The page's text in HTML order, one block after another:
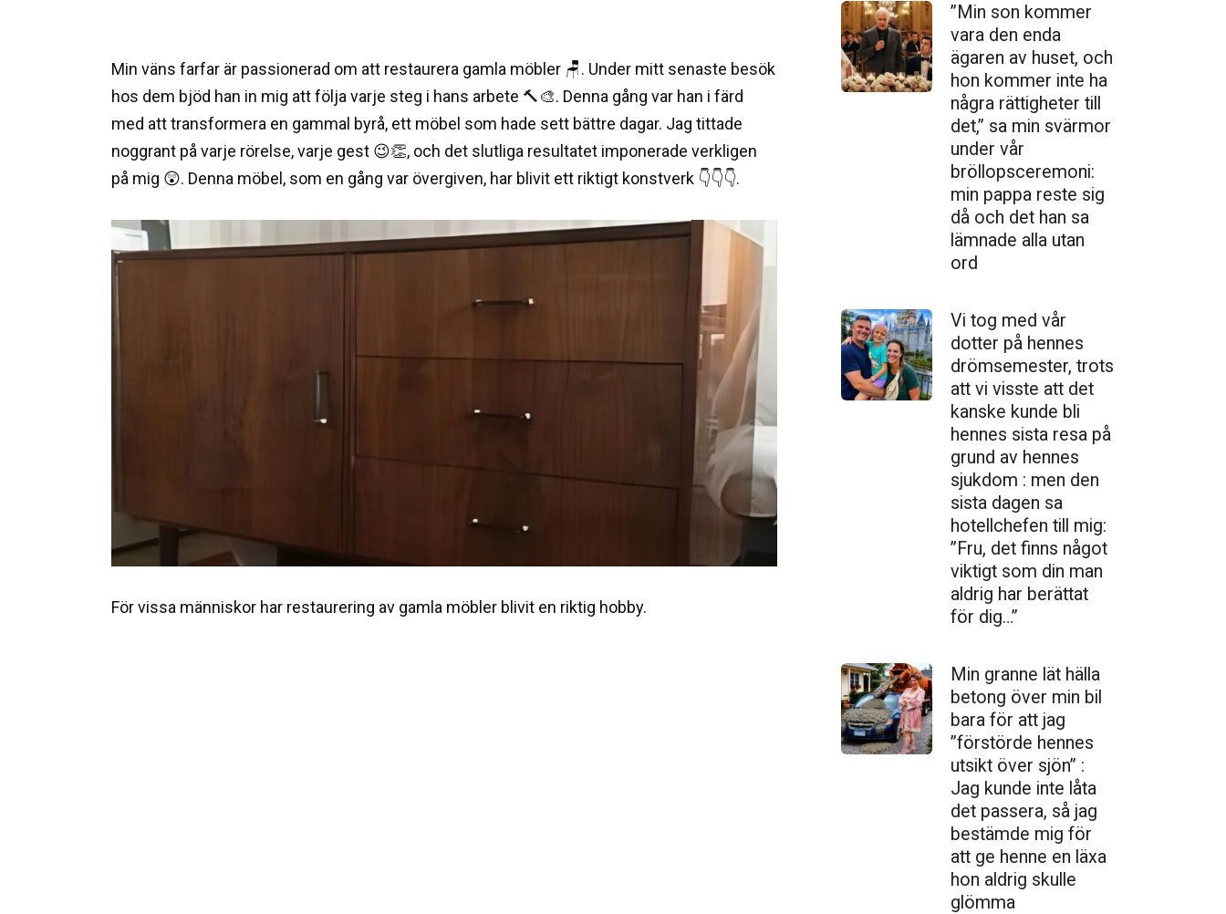
Min väns farfar är passionerad om att restaurera gamla möbler 🪑. Under mitt senaste besök
hos dem bjöd han in mig att följa varje steg i hans arbete 🔨🎨. Denna gång var han i färd
med att transformera en gammal byrå, ett möbel som hade sett bättre dagar. Jag tittade
noggrant på varje rörelse, varje gest 😉👏, och det slutliga resultatet imponerade verkligen
på mig 😲. Denna möbel, som en gång var övergiven, har blivit ett riktigt konstverk 👇👇👇.
För vissa människor har restaurering av gamla möbler blivit en riktig hobby.
”Min son kommer
vara den enda
ägaren av huset, och
hon kommer inte ha
några rättigheter till
det,” sa min svärmor
under vår
bröllopsceremoni:
min pappa reste sig
då och det han sa
lämnade alla utan
ord
Vi tog med vår
dotter på hennes
drömsemester, trots
att vi visste att det
kanske kunde bli
hennes sista resa på
grund av hennes
sjukdom : men den
sista dagen sa
hotellchefen till mig:
”Fru, det finns något
viktigt som din man
aldrig har berättat
för dig…”
Min granne lät hälla
betong över min bil
bara för att jag
”förstörde hennes
utsikt över sjön” :
Jag kunde inte låta
det passera, så jag
bestämde mig för
att ge henne en läxa
hon aldrig skulle
glömma